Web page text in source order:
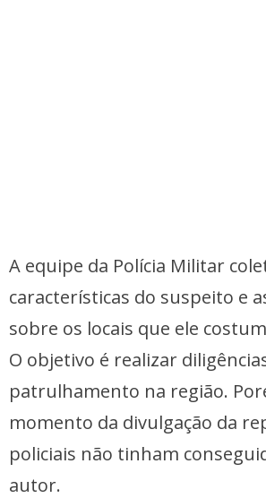
A equipe da Polícia Militar
características do suspeito e
sobre os locais que ele
O objetivo é realizar
patrulhamento na região.
momento da divulgação da
policiais não tinham
autor.